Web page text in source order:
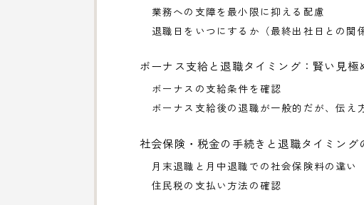
業務への支障を最小限に抑える配慮
退職日をいつにするか（最終出社日との関係
ボーナス支給と退職タイミング：賢い見極
ボーナスの支給条件を確認
ボーナス支給後の退職が一般的だが、伝え
社会保険・税金の手続きと退職タイミング
月末退職と月中退職での社会保険料の違い
住民税の支払い方法の確認